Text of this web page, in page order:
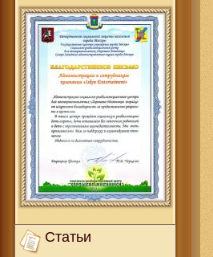
Статьи